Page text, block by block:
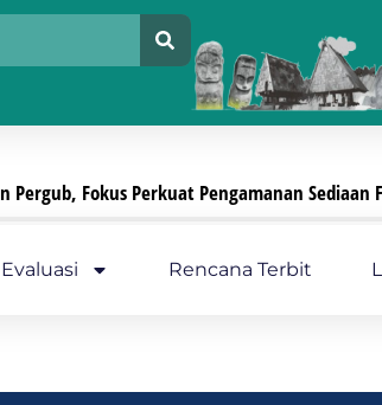
Perkuat Pengamanan Sediaan Farmasi,
Rencana Terbit